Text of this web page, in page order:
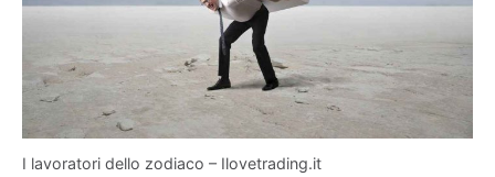
I lavoratori dello zodiaco – Ilovetrading.it